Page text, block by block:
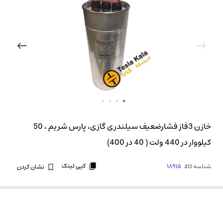
خازن 3فاز فشارضعیف سیلندری گازی، پارس شریم ، 50
کیلووار در 440 ولت ( 40 در 400)
شناسه کالا 18915 کپی لینک نشان کردن